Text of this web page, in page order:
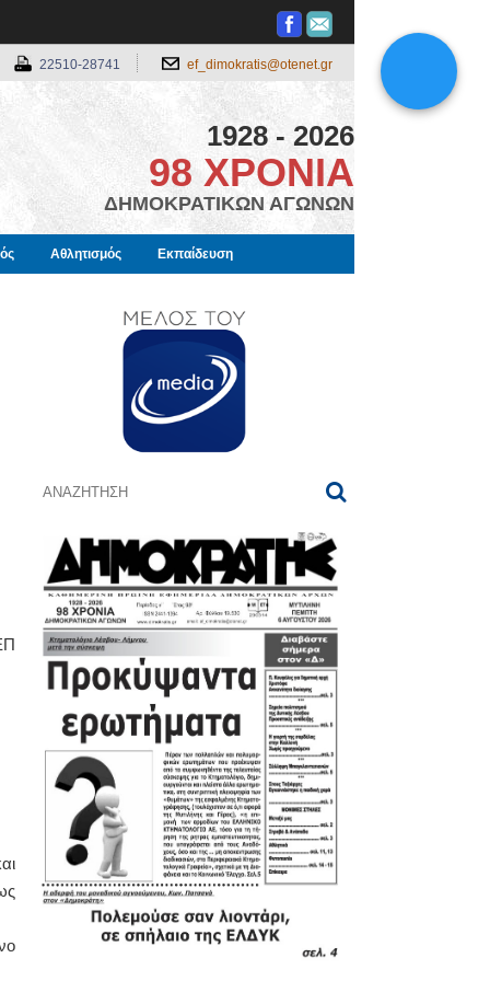
22510-28741 ef_dimokratis@otenet.gr
1928 - 2026
98 ΧΡΟΝΙΑ
ΔΗΜΟΚΡΑΤΙΚΩΝ ΑΓΩΝΩΝ
Αθλητισμός Εκπαίδευση